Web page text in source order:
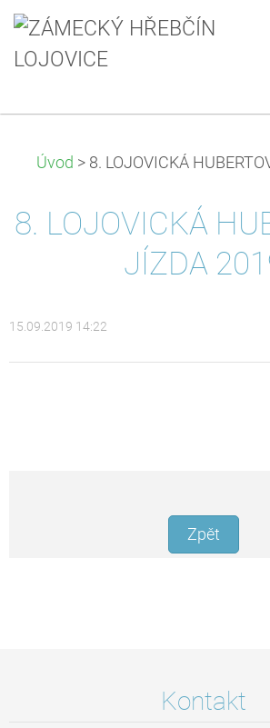
Úvod > 8. LOJOVICKÁ
8. LOJOVICKÁ
JÍZDA
15.09.2019 14:22
Zpět
Kontakt